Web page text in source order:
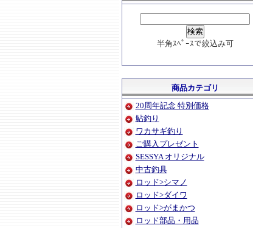
半角ｽﾍﾟｰｽで絞込み可
商品カテゴリ
20周年記念 特別価格
鮎釣り
ワカサギ釣り
ご購入プレゼント
SESSYA オリジナル
中古釣具
ロッド>シマノ
ロッド>ダイワ
ロッド>がまかつ
ロッド部品・用品